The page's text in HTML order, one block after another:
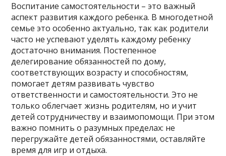
Воспитание самостоятельности – это важный
аспект развития каждого ребенка. В многодетной
семье это особенно актуально, так как родители
часто не успевают уделять каждому ребенку
достаточно внимания. Постепенное
делегирование обязанностей по дому,
соответствующих возрасту и способностям,
помогает детям развивать чувство
ответственности и самостоятельности. Это не
только облегчает жизнь родителям, но и учит
детей сотрудничеству и взаимопомощи. При этом
важно помнить о разумных пределах: не
перегружайте детей обязанностями, оставляйте
время для игр и отдыха.